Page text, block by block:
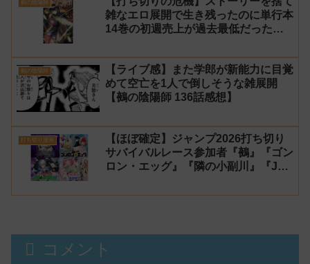
鵺の陰陽師
雑なエロ展開で生き残ったのに単行本
14巻の初週売上が過去最低だった
鵺の陰陽師
【ライブ感】また学郎が新能力に目覚
めて空亡を1人で倒しそうな雑展開
【鵺の陰陽師 136話感想】
打ち切り漫画
【ほぼ確定】ジャンプ2026打ち切り
サバイバルレース参加者『鵺』『ゴン
ロン・エッグ』『隣の小副川』『JK
コメント